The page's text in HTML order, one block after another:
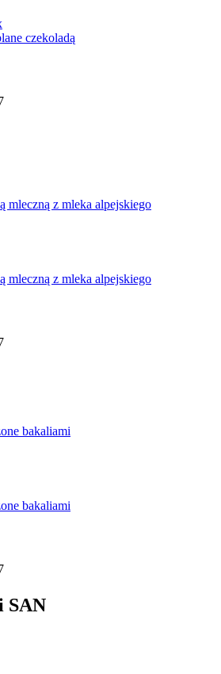
czekoladą
mleczną z mleka alpejskiego
mleczną z mleka alpejskiego
bakaliami
bakaliami
SAN